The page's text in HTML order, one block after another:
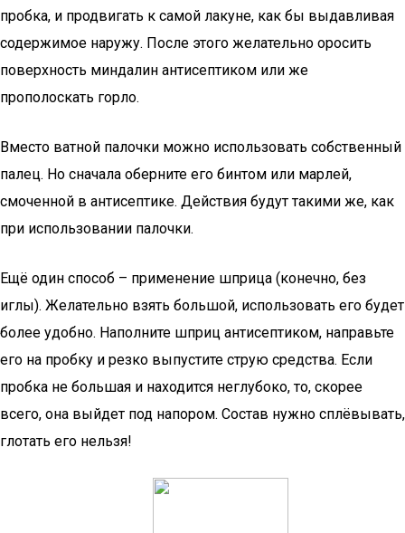
пробка, и продвигать к самой лакуне, как бы выдавливая
содержимое наружу. После этого желательно оросить
поверхность миндалин антисептиком или же
прополоскать горло.
Вместо ватной палочки можно использовать собственный
палец. Но сначала оберните его бинтом или марлей,
смоченной в антисептике. Действия будут такими же, как
при использовании палочки.
Ещё один способ – применение шприца (конечно, без
иглы). Желательно взять большой, использовать его будет
более удобно. Наполните шприц антисептиком, направьте
его на пробку и резко выпустите струю средства. Если
пробка не большая и находится неглубоко, то, скорее
всего, она выйдет под напором. Состав нужно сплёвывать,
глотать его нельзя!